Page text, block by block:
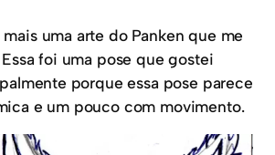
uma arte do Panken que me
foi uma pose que gostei
porque essa pose parece
e um pouco com movimento.